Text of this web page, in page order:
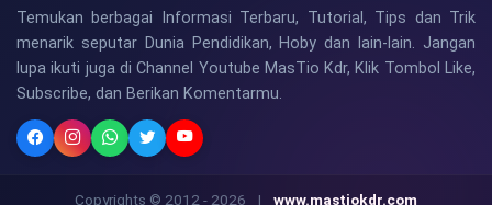
Temukan berbagai Informasi Terbaru, Tutorial, Tips dan Trik
menarik seputar Dunia Pendidikan, Hoby dan lain-lain. Jangan
lupa ikuti juga di Channel Youtube MasTio Kdr, Klik Tombol Like,
Subscribe, dan Berikan Komentarmu.
Copyrights © 2012 - 2026 | www.mastiokdr.com